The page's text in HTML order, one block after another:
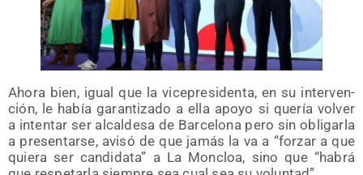
Aho­ra bien, igual que la vice­pre­si­den­ta, en su inter­ven­
ción, le había garan­ti­za­do a ella apo­yo si que­ría vol­ver
a inten­tar ser alcal­de­sa de Bar­ce­lo­na pero sin obli­gar­la
a pre­sen­tar­se, avi­só de que jamás la va a “for­zar a que
quie­ra ser can­di­da­ta” a La Mon­cloa, sino que “habrá